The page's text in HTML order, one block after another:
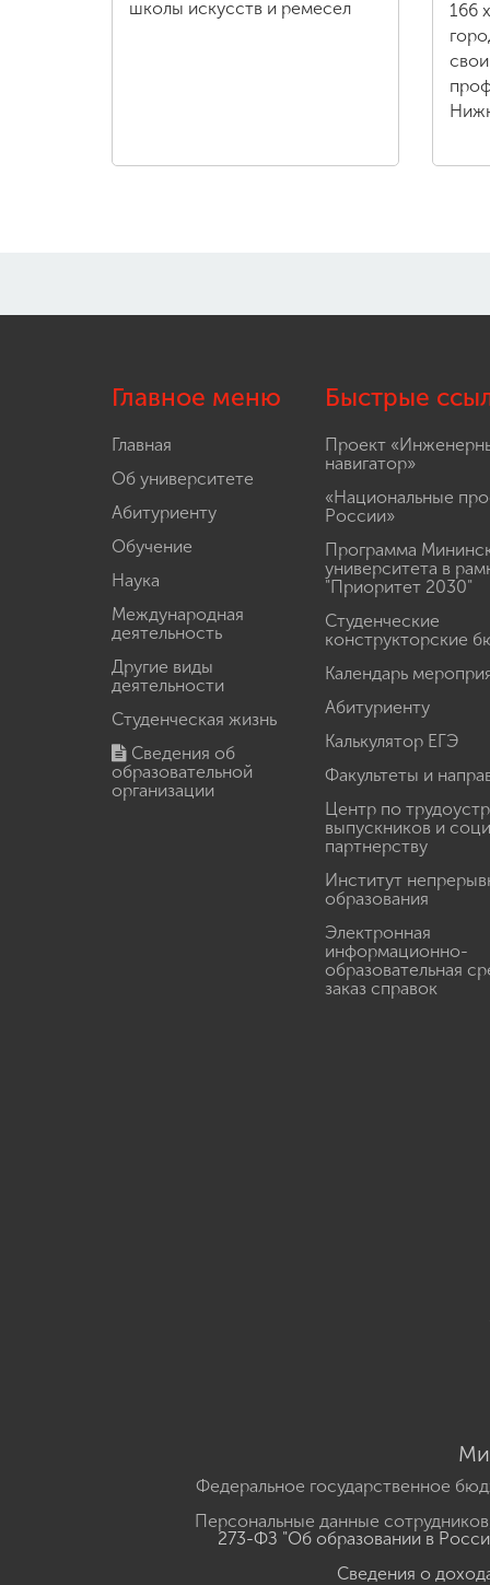
школы искусств и ремесел
166
Главное меню
Главная
Об университете
Абитуриенту
Обучение
Наука
Международная
деятельность
Другие виды
деятельности
Студенческая жизнь
Сведения об
образовательной
организации
Быстрые
Проект
навигатор»
«Национальные
России»
Программа
университета в
"Приоритет 2030"
Студенческие
конструкторские
Календарь
Абитуриенту
Калькулятор ЕГЭ
Факультеты и
Центр по
выпускников и
партнерству
Институт
образования
Электронная
информационно-
образовательная
заказ справок
Федеральное государственное
Персональные данные
273-ФЗ "Об образовании в
Сведения о